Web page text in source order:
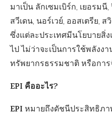
มาเป็น ลักเซมเบิร์ก, เยอรม
สวีเดน, นอร์เวย์, ออสเตรีย,
ซึ่งแต่ละประเทศมีนโยบายสิ่
ไป ไม่ว่าจะเป็นการใช้พลังง
ทรัพยากรธรรมชาติ หรือกา
EPI คืออะไร?
EPI หมายถึงดัชนีประสิทธิภ